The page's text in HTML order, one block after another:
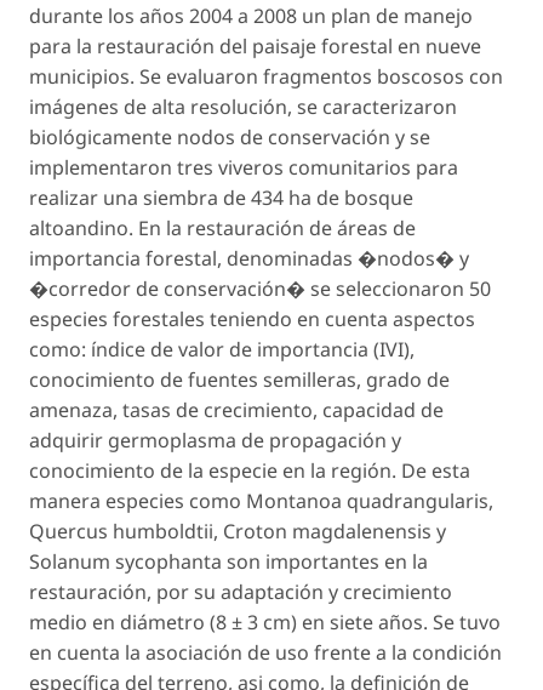
durante los años 2004 a 2008 un plan de manejo
para la restauración del paisaje forestal en nueve
municipios. Se evaluaron fragmentos boscosos con
imágenes de alta resolución, se caracterizaron
biológicamente nodos de conservación y se
implementaron tres viveros comunitarios para
realizar una siembra de 434 ha de bosque
altoandino. En la restauración de áreas de
importancia forestal, denominadas �nodos� y
�corredor de conservación� se seleccionaron 50
especies forestales teniendo en cuenta aspectos
como: índice de valor de importancia (IVI),
conocimiento de fuentes semilleras, grado de
amenaza, tasas de crecimiento, capacidad de
adquirir germoplasma de propagación y
conocimiento de la especie en la región. De esta
manera especies como Montanoa quadrangularis,
Quercus humboldtii, Croton magdalenensis y
Solanum sycophanta son importantes en la
restauración, por su adaptación y crecimiento
medio en diámetro (8 ± 3 cm) en siete años. Se tuvo
en cuenta la asociación de uso frente a la condición
específica del terreno, asi como, la definición de